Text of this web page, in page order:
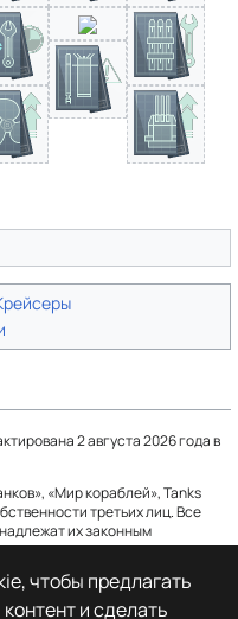
2 августа 2026 года в
«Мир кораблей», Tanks
третьих лиц. Все
их законным
Wiki
чтобы предлагать
и сделать